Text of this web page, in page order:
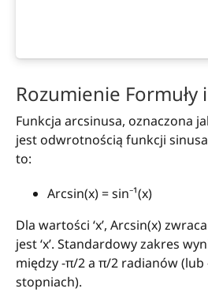
Rozumienie Formuły
Funkcja arcsinusa, oznaczona
jest odwrotnością funkcji
to:
Arcsin(x) = sin⁻¹(x)
Dla wartości ‘x’, Arcsin(x)
jest ‘x’. Standardowy zakres
między -π/2 a π/2 radianów (lub
stopniach).